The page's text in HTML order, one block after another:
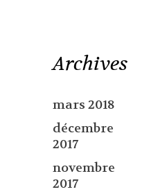
Archives
mars 2018
décembre
2017
novembre
2017